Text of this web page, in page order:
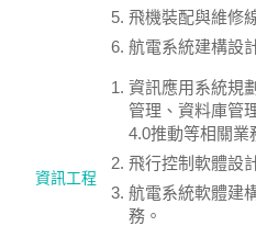
飛機裝配與維修
航電系統建構設
資訊工程
資訊應用系統規
管理、資料庫管
4.0推動等相關業
飛行控制軟體設
航電系統軟體建
務。